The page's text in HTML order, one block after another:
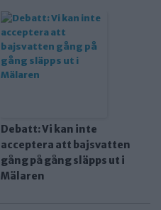
Debatt: Vi kan inte
acceptera att bajsvatten
gång på gång släpps ut i
Mälaren